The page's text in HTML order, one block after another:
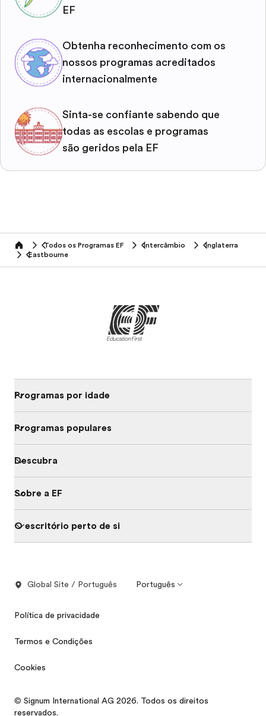
EF
Obtenha reconhecimento com os
nossos programas acreditados
internacionalmente
Sinta-se confiante sabendo que
todas as escolas e programas
são geridos pela EF
home Todos os Programas EF Intercâmbio
Inglaterra
Eastbourne
Programas por idade
Programas populares
Descubra
Sobre a EF
O escritório perto de si
Global Site / Português Português
Política de privacidade
Termos e Condições
Cookies
© Signum International AG 2026. Todos os direitos
reservados.